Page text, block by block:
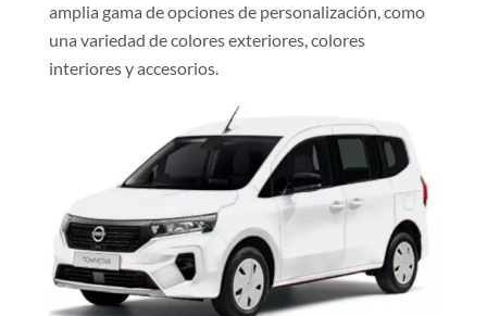
amplia gama de opciones de personalización, como
una variedad de colores exteriores, colores
interiores y accesorios.